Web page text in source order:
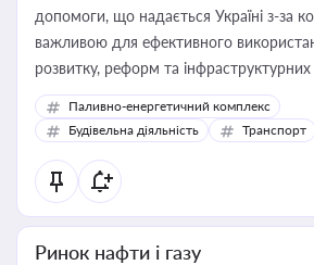
допомоги, що надається Україні з-за
важливою для ефективного
розвитку, реформ та інфраструктурних
Паливно-енергетичний комплекс
Будівельна діяльність
Транспорт
Ринок нафти і газу